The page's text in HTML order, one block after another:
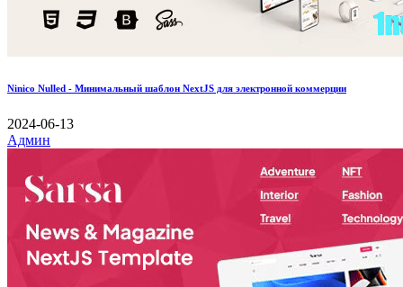
Ninico Nulled - Минимальный шаблон NextJS для электронной коммерции
2024-06-13
Админ